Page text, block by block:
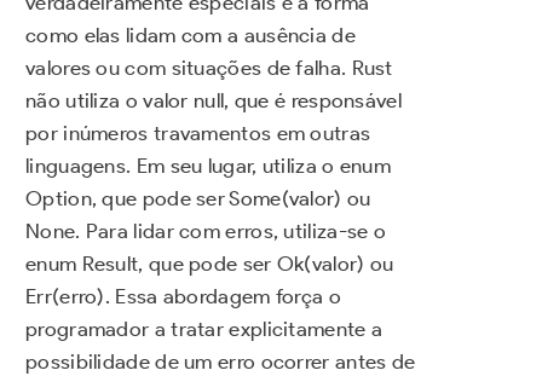
como elas lidam com a ausência de
valores ou com situações de falha. Rust
não utiliza o valor null, que é responsável
por inúmeros travamentos em outras
linguagens. Em seu lugar, utiliza o enum
Option, que pode ser Some(valor) ou
None. Para lidar com erros, utiliza-se o
enum Result, que pode ser Ok(valor) ou
Err(erro). Essa abordagem força o
programador a tratar explicitamente a
possibilidade de um erro ocorrer antes de